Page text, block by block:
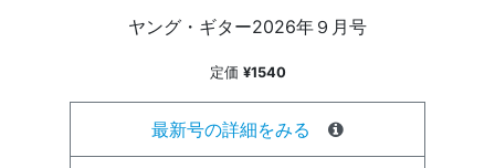
ヤング・ギター2026年９月号
定価 ¥1540
最新号の詳細をみる